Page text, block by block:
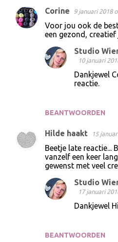
Corine 9 januari 2018
Voor jou ook de
een gezond,
BEANTWOORDEN
Studio
10 januari
Dankjewel
reactie.
Hilde haakt 15
Beetje late reactie...
vanzelf een keer
gewenst met veel
BEANTWOORDEN
Studio
17 januari
Dankjewel